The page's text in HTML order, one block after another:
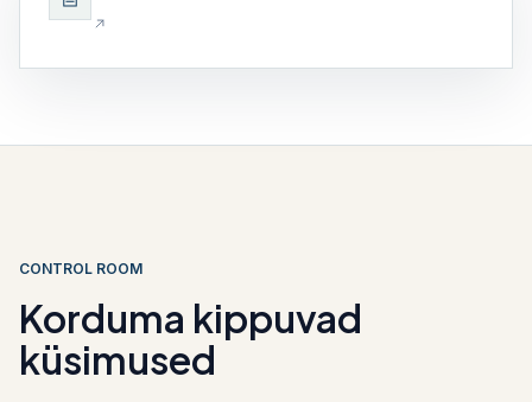
CONTROL ROOM
Korduma kippuvad
küsimused